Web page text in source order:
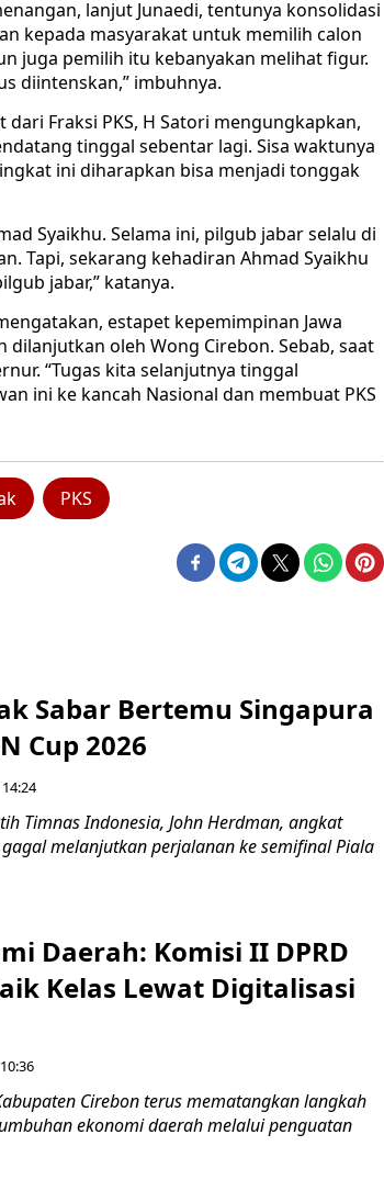
lanjut Junaedi, tentunya konsolidasi
kepada masyarakat untuk memilih calon
juga pemilih itu kebanyakan melihat figur.
diintenskan,” imbuhnya.
dari Fraksi PKS, H Satori mengungkapkan,
tinggal sebentar lagi. Sisa waktunya
ini diharapkan bisa menjadi tonggak
Syaikhu. Selama ini, pilgub jabar selalu di
Tapi, sekarang kehadiran Ahmad Syaikhu
jabar,” katanya.
estapet kepemimpinan Jawa
oleh Wong Cirebon. Sebab, saat
“Tugas kita selanjutnya tinggal
ini ke kancah Nasional dan membuat PKS
PKS
Sabar Bertemu Singapura
Cup 2026
Timnas Indonesia, John Herdman, angkat
melanjutkan perjalanan ke semifinal Piala
Daerah: Komisi II DPRD
Kelas Lewat Digitalisasi
Cirebon terus mematangkan langkah
ekonomi daerah melalui penguatan